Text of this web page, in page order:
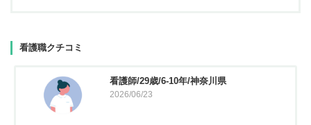
看護職クチコミ
看護師/29歳/6-10年/神奈川県
2026/06/23